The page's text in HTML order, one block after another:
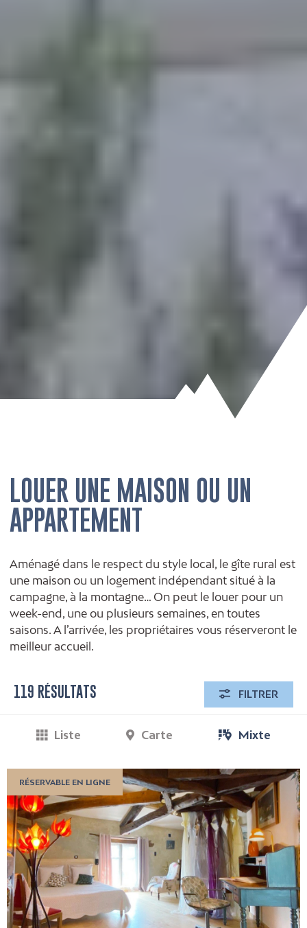
LOUER UNE MAISON OU UN
APPARTEMENT
Aménagé dans le respect du style local, le gîte rural est
une maison ou un logement indépendant situé à la
campagne, à la montagne… On peut le louer pour un
week-end, une ou plusieurs semaines, en toutes
saisons. A l’arrivée, les propriétaires vous réserveront le
meilleur accueil.
119 RÉSULTATS FILTRER
Liste Carte Mixte
RÉSERVABLE EN LIGNE